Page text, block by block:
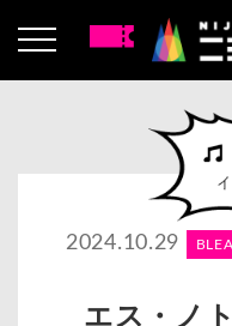
2024.10.29
エス・ノ